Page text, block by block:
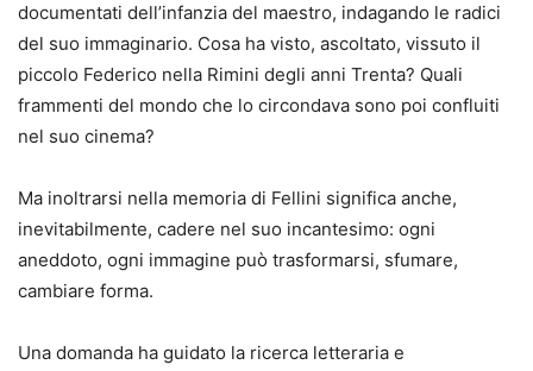
documentati dell’infanzia del maestro, indagando le radici
del suo immaginario. Cosa ha visto, ascoltato, vissuto il
piccolo Federico nella Rimini degli anni Trenta? Quali
frammenti del mondo che lo circondava sono poi confluiti
nel suo cinema?
Ma inoltrarsi nella memoria di Fellini significa anche,
inevitabilmente, cadere nel suo incantesimo: ogni
aneddoto, ogni immagine può trasformarsi, sfumare,
cambiare forma.
Una domanda ha guidato la ricerca letteraria e